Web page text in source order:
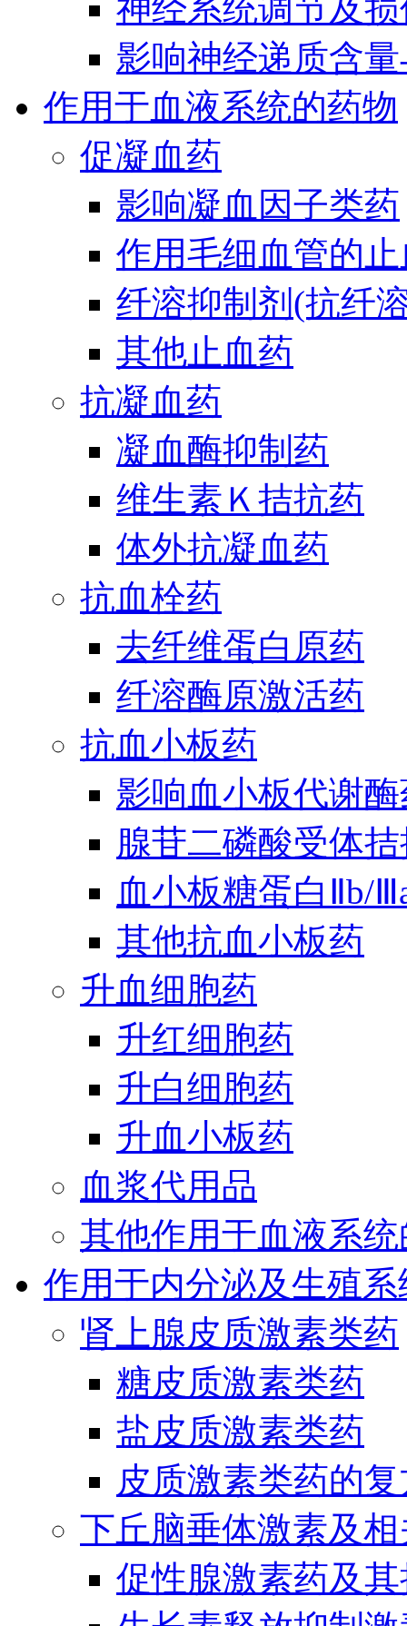
神经系统调节及
影响神经递质含
作用于血液系统的药物
促凝血药
影响凝血因子类药
作用毛细血管的
纤溶抑制剂(抗纤
其他止血药
抗凝血药
凝血酶抑制药
维生素Ｋ拮抗药
体外抗凝血药
抗血栓药
去纤维蛋白原药
纤溶酶原激活药
抗血小板药
影响血小板代谢
腺苷二磷酸受体
血小板糖蛋白Ⅱb/
其他抗血小板药
升血细胞药
升红细胞药
升白细胞药
升血小板药
血浆代用品
其他作用于血液系
作用于内分泌及生殖
肾上腺皮质激素类药
糖皮质激素类药
盐皮质激素类药
皮质激素类药的
下丘脑垂体激素及
促性腺激素药及